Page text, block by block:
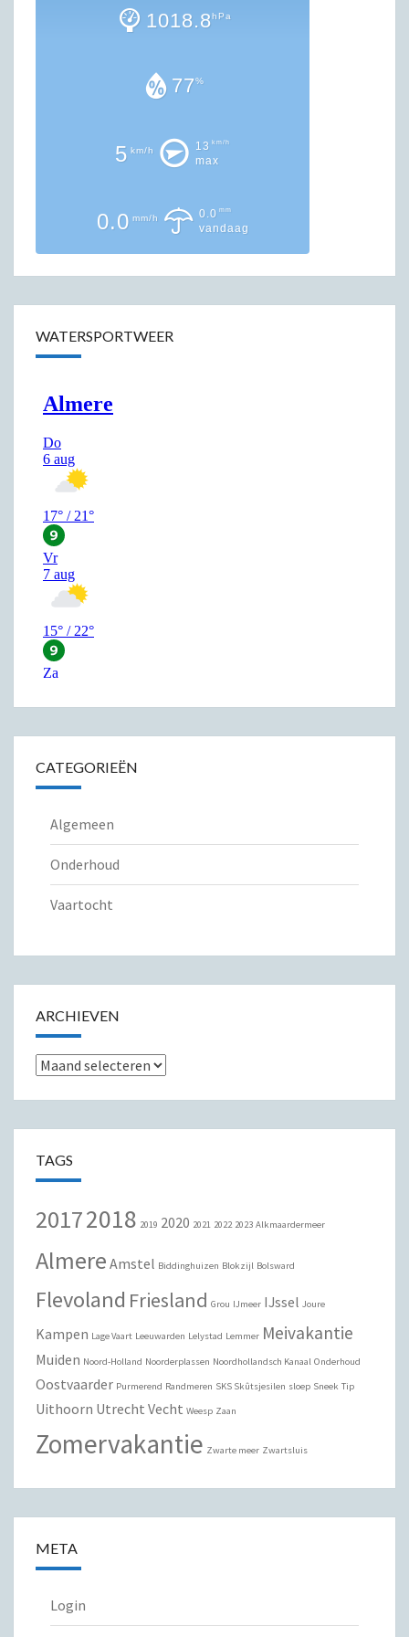
1018.8 hPa
77%
5 km/h 13 km/h
max
0.0 mm/h 0.0 mm
vandaag
WATERSPORTWEER
CATEGORIEËN
Algemeen
Onderhoud
Vaartocht
ARCHIEVEN
Archieven
TAGS
20172018 2019 2020 2021 2022 2023 Alkmaardermeer
Almere Amstel Biddinghuizen Blokzijl Bolsward
Flevoland Friesland Grou IJmeer IJssel Joure
Kampen Lage Vaart Leeuwarden Lelystad Lemmer Meivakantie
Muiden Noord-Holland Noorderplassen Noordhollandsch Kanaal Onderhoud
Oostvaarder Purmerend Randmeren SKS Skûtsjesilen sloep Sneek Tip
Uithoorn Utrecht Vecht Weesp Zaan
Zomervakantie Zwarte meer Zwartsluis
META
Login